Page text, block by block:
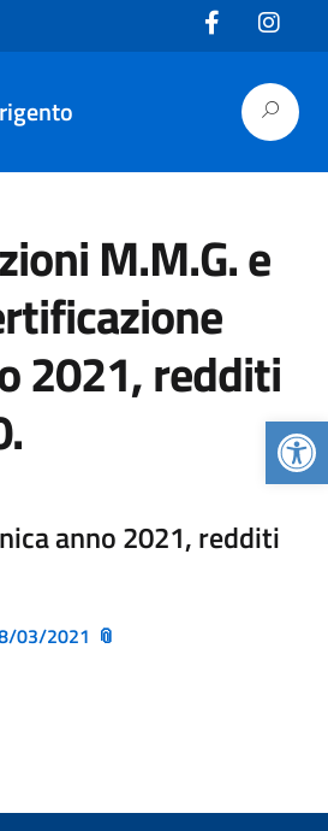
M.M.G. e
2021, redditi
anno 2021, redditi
03/2021